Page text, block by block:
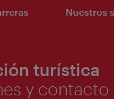
Nuestros
turística
y contacto